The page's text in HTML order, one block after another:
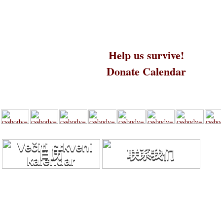
Help us survive!
Donate Calendar
日历 联系我们